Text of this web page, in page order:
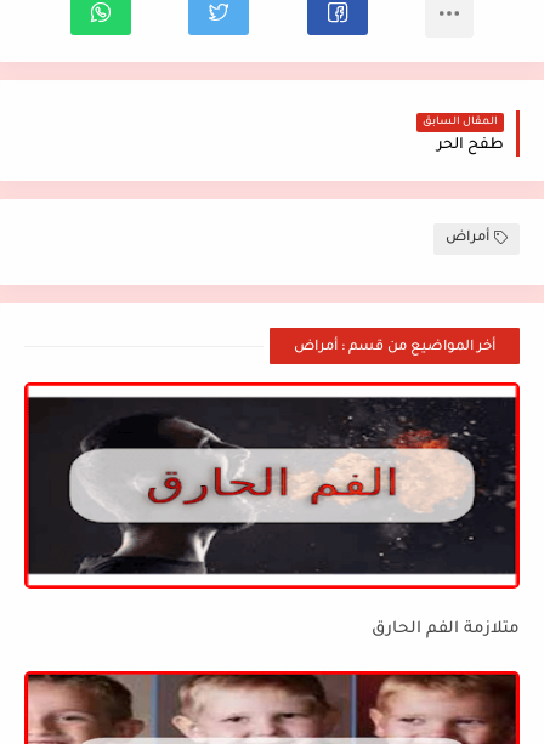
المقال السابق
طفح الحر
أمراض
أخر المواضيع من قسم : أمراض
متلازمة الفم الحارق